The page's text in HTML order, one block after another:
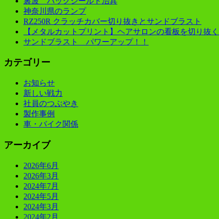
神奈川県のランプ
RZ250R クラッチカバー切り抜きとサンドブラスト
【メタルカットプリント】ヘアサロンの看板を切り抜
サンドブラスト パワーアップ！！
カテゴリー
お知らせ
新しい戦力
社員のつぶやき
製作事例
車・バイク関係
アーカイブ
2026年6月
2026年3月
2024年7月
2024年5月
2024年3月
2024年2月